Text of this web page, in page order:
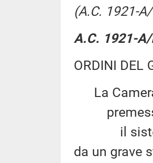
(A.C. 1921-
A.C. 1921-
ORDINI DEL
La
il sistema
da un grave